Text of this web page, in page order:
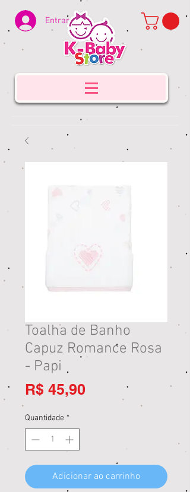
Entrar
Toalha de Banho
Capuz Romance Rosa
- Papi
R$ 45,90
Quantidade *
Adicionar ao carrinho